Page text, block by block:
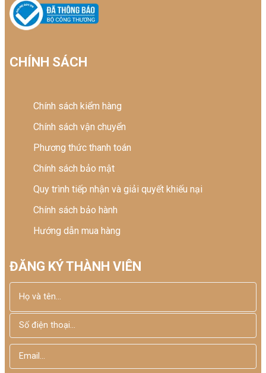
CHÍNH SÁCH
Chính sách kiểm hàng
Chính sách vận chuyển
Phương thức thanh toán
Chính sách bảo mật
Quy trình tiếp nhận và giải quyết khiếu nại
Chính sách bảo hành
Hướng dẫn mua hàng
ĐĂNG KÝ THÀNH VIÊN